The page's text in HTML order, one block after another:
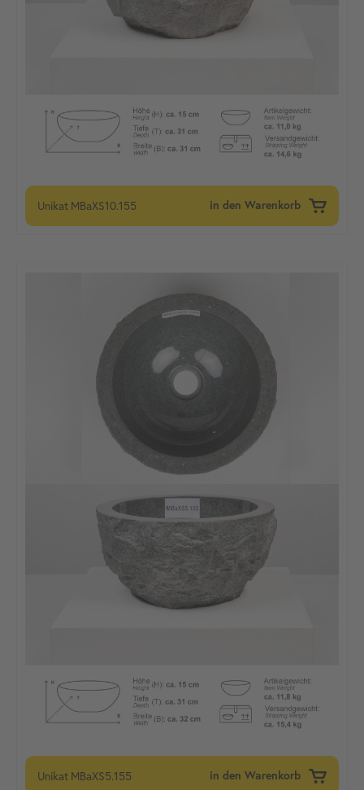
Unikat MBaXS10.155 in den Warenkorb
Unikat MBaXS5.155 in den Warenkorb